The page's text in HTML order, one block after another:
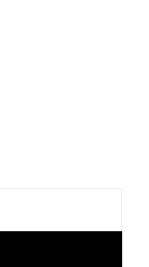
2023 erhöhen